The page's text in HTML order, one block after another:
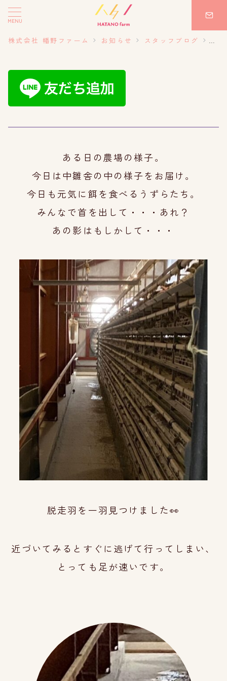
MENU
株式会社 幡野ファーム お知らせ スタッフブログ
ある日の農場の様子。
今日は中雛舎の中の様子をお届け。
今日も元気に餌を食べるうずらたち。
みんなで首を出して・・・あれ？
あの影はもしかして・・・
脱走羽を一羽見つけました👀
近づいてみるとすぐに逃げて行ってしまい、
と っても足が速いです。